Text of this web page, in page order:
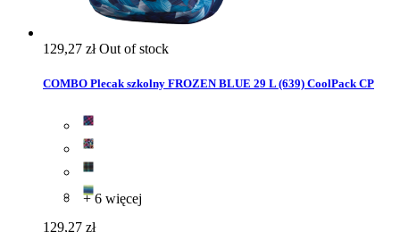
129,27 złOut of stock
COMBO Plecak szkolny FROZEN BLUE 29 L (639) CoolPack CP
+ 6 więcej
129,27 zł